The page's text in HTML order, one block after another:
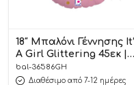
18″ Μπαλόνι Γέννησης
A Girl Glittering 45εκ |
36586GH
bal-36586GH
Διαθέσιμο από 7-12 ημέρες